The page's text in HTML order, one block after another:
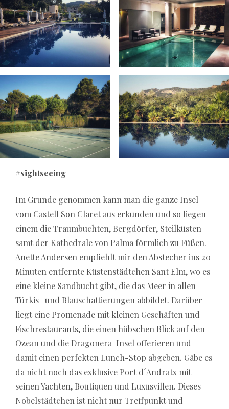
#sightseeing
Im Grunde genommen kann man die ganze Insel
vom Castell Son Claret aus erkunden und so liegen
einem die Traumbuchten, Bergdörfer, Steilküsten
samt der Kathedrale von Palma förmlich zu Füßen.
Anette Andersen empfiehlt mir den Abstecher ins 20
Minuten entfernte Küstenstädtchen Sant Elm, wo es
eine kleine Sandbucht gibt, die das Meer in allen
Türkis- und Blauschattierungen abbildet. Darüber
liegt eine Promenade mit kleinen Geschäften und
Fischrestaurants, die einen hübschen Blick auf den
Ozean und die Dragonera-Insel offerieren und
damit einen perfekten Lunch-Stop abgeben. Gäbe es
da nicht noch das exklusive Port d´Andratx mit
seinen Yachten, Boutiquen und Luxusvillen. Dieses
Nobelstädtchen ist nicht nur Treffpunkt und